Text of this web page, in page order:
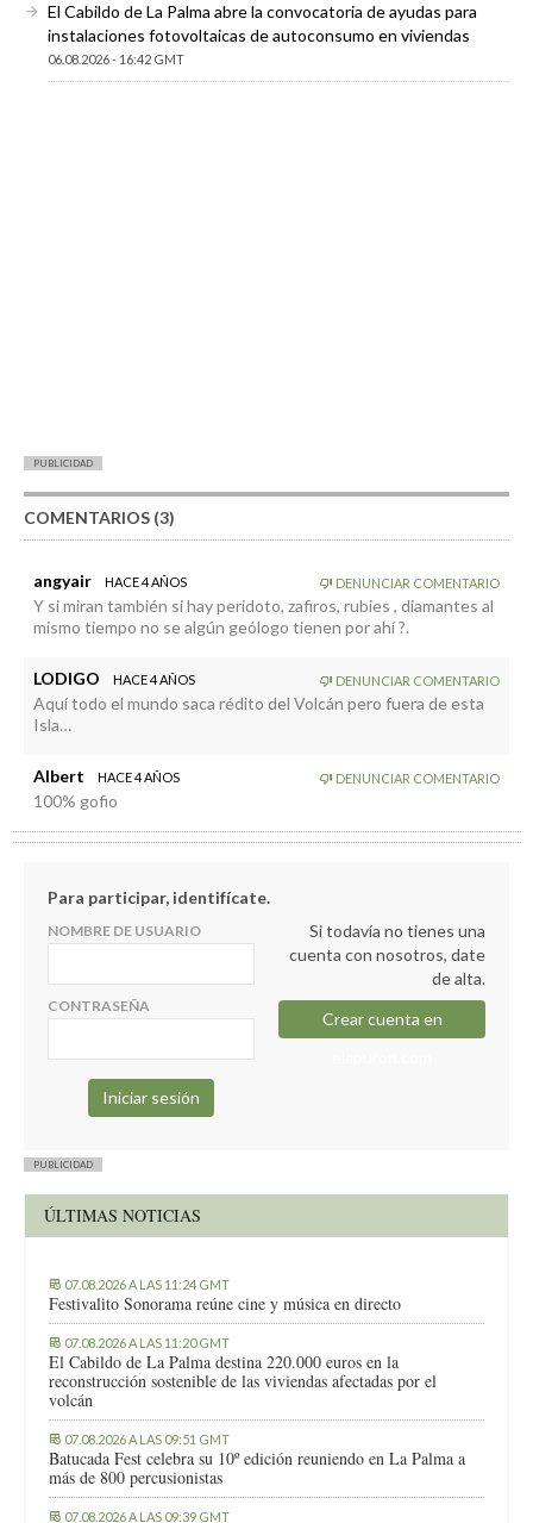
El Cabildo de La Palma abre la convocatoria de ayudas para
instalaciones fotovoltaicas de autoconsumo en viviendas
06.08.2026 - 16:42 GMT
PUBLICIDAD
COMENTARIOS (3)
angyair HACE 4 AÑOS DENUNCIAR COMENTARIO
Y si miran también si hay peridoto, zafiros, rubies , diamantes al
mismo tiempo no se algún geólogo tienen por ahí ?.
LODIGO HACE 4 AÑOS DENUNCIAR COMENTARIO
Aquí todo el mundo saca rédito del Volcán pero fuera de esta
Isla…
Albert HACE 4 AÑOS DENUNCIAR COMENTARIO
100% gofio
Para participar, identifícate.
NOMBRE DE USUARIO
CONTRASEÑA
Si todavía no tienes una
cuenta con nosotros, date
de alta.
Crear cuenta en
PUBLICIDAD
ÚLTIMAS NOTICIAS
07.08.2026 A LAS 11:24 GMT
Festivalito Sonorama reúne cine y música en directo
07.08.2026 A LAS 11:20 GMT
El Cabildo de La Palma destina 220.000 euros en la
reconstrucción sostenible de las viviendas afectadas por el
volcán
07.08.2026 A LAS 09:51 GMT
Batucada Fest celebra su 10º edición reuniendo en La Palma a
más de 800 percusionistas
07.08.2026 A LAS 09:39 GMT